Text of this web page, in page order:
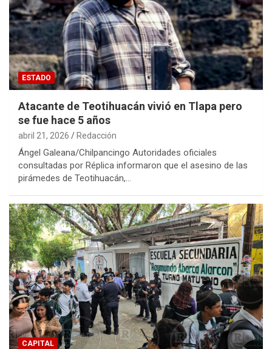
ESTADO
Atacante de Teotihuacán vivió en Tlapa pero
se fue hace 5 años
abril 21, 2026 Redacción
Ángel Galeana/Chilpancingo Autoridades oficiales
consultadas por Réplica informaron que el asesino de las
pirámedes de Teotihuacán,…
CAPITAL